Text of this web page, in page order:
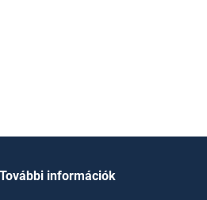
További információk